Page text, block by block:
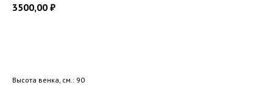
3500,00 ₽
Высота венка, см.: 90